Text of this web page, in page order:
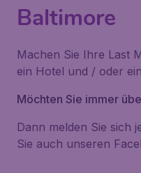
Baltimore
Machen Sie Ihre Last
ein Hotel und / oder
Möchten Sie immer
Dann melden Sie sich
Sie auch unseren